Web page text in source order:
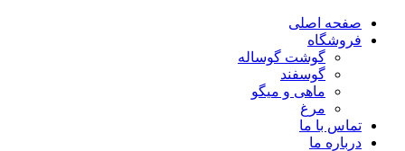
صفحه اصلی
فروشگاه
گوشت گوساله
گوسفند
ماهی و میگو
مرغ
تماس با ما
درباره ما